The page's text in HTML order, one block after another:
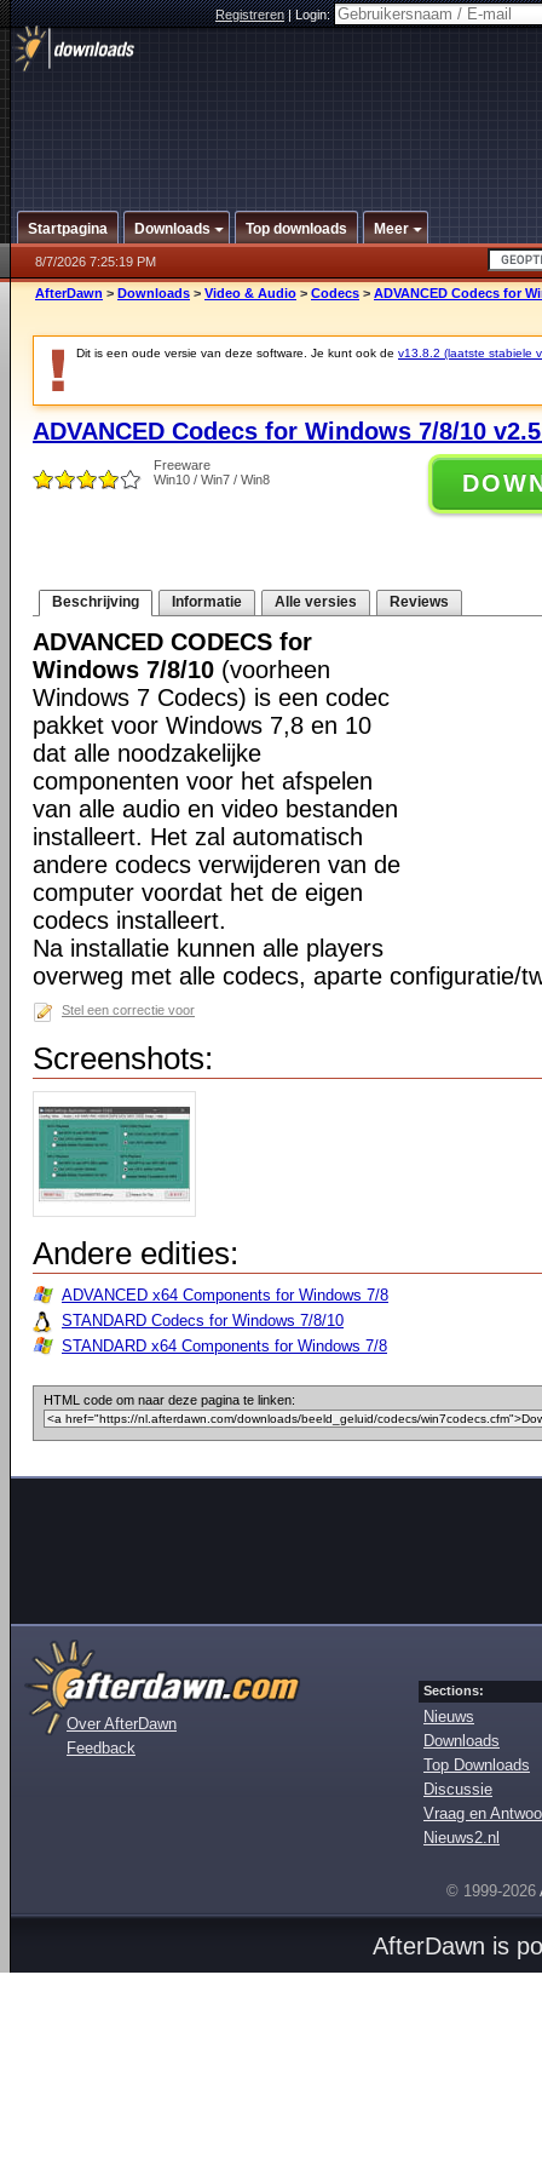
Registreren|Login:
Startpagina Downloads Top downloads Meer
8/7/2026 7:25:19 PM
AfterDawn > Downloads > Video & Audio > Codecs > ADVANCED Codecs for
Dit is een oude versie van deze software. Je kunt ook de v13.8.2 (laatste stabiele
ADVANCED Codecs for Windows 7/8/10
Freeware
Win10 / Win7 / Win8
Beschrijving Informatie Alle versies Reviews
ADVANCED CODECS for
Windows 7/8/10 (voorheen
Windows 7 Codecs) is een codec
pakket voor Windows 7,8 en 10
dat alle noodzakelijke
componenten voor het afspelen
van alle audio en video bestanden
installeert. Het zal automatisch
andere codecs verwijderen van de
computer voordat het de eigen
codecs installeert.
Na installatie kunnen alle players
overweg met alle codecs, aparte configuratie/
Stel een correctie voor
Screenshots:
Andere edities:
ADVANCED x64 Components for Windows 7/8
STANDARD Codecs for Windows 7/8/10
STANDARD x64 Components for Windows 7/8
HTML code om naar deze pagina te linken:
Over AfterDawn
Feedback
Sections:
Nieuws
Downloads
Top Downloads
Discussie
Vraag en
Nieuws2.nl
© 1999-2026
AfterDawn is